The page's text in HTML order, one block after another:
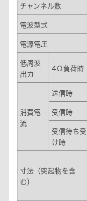
チャンネル数
電波型式
電源電圧
低周波
出力
4Ω負荷時
消費電
流
送信時
受信時
受信待ち受
け時
寸法（突起物を含
む）